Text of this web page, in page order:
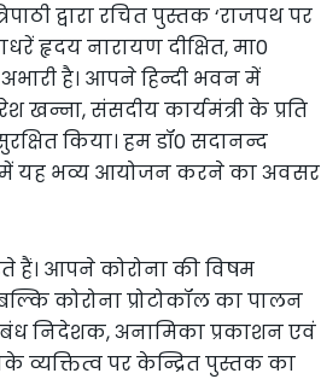
द्वारा रचित पुस्तक ‘राजपथ पर
हृदय नारायण दीक्षित, मा0
अभारी है। आपने हिन्दी भवन में
खन्ना, संसदीय कार्यमंत्री के प्रति
किया। हम डॉ0 सदानन्द
हमें यह भव्य आयोजन करने का अवसर
हैं। आपने कोरोना की विषम
कोरोना प्रोटोकॉल का पालन
निदेशक, अनामिका प्रकाशन एवं
व्यक्तित्व पर केन्द्रित पुस्तक का